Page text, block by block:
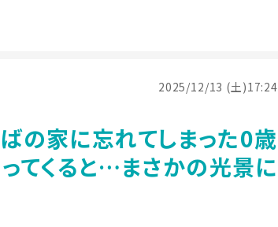
2025/12/13 (土)17:24
の家に忘れてしまった0歳
てくると…まさかの光景に